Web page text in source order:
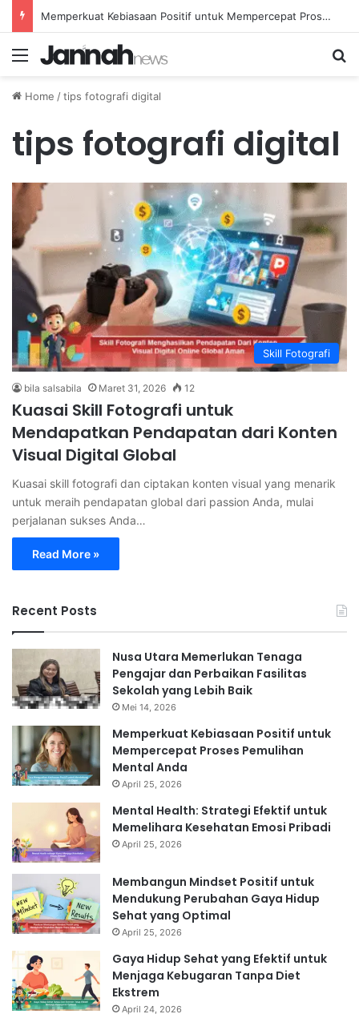
Memperkuat Kebiasaan Positif untuk Mempercepat Proses Pemulihan Mental Anda
Menu
Home /tips fotografi digital
tips fotografi digital
Skill Fotografi
bila salsabila Maret 31, 2026 12
Kuasai Skill Fotografi untuk
Mendapatkan Pendapatan dari Konten
Visual Digital Global
Kuasai skill fotografi dan ciptakan konten visual yang menarik
untuk meraih pendapatan global dari passion Anda, mulai
perjalanan sukses Anda…
Read More »
Recent Posts
Nusa Utara Memerlukan Tenaga
Pengajar dan Perbaikan Fasilitas
Sekolah yang Lebih Baik
Mei 14, 2026
Memperkuat Kebiasaan Positif untuk
Mempercepat Proses Pemulihan
Mental Anda
April 25, 2026
Mental Health: Strategi Efektif untuk
Memelihara Kesehatan Emosi Pribadi
April 25, 2026
Membangun Mindset Positif untuk
Mendukung Perubahan Gaya Hidup
Sehat yang Optimal
April 25, 2026
Gaya Hidup Sehat yang Efektif untuk
Menjaga Kebugaran Tanpa Diet
Ekstrem
April 24, 2026